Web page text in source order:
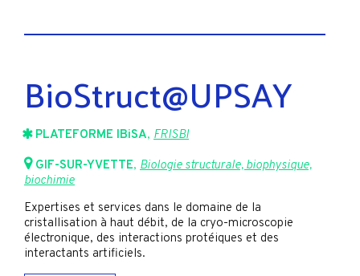
BioStruct@UPSAY
PLATEFORME IBiSA, FRISBI
GIF-SUR-YVETTE, Biologie structurale, biophysique,
biochimie
Expertises et services dans le domaine de la
cristallisation à haut débit, de la cryo-microscopie
électronique, des interactions protéiques et des
interactants artificiels.